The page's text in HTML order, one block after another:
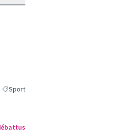
Filtrer les résultats de la catégorie : Sport
Sport